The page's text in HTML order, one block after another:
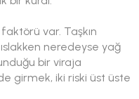
var. Taşkın
neredeyse yağ
bir viraja
girmek, iki riski üst üste